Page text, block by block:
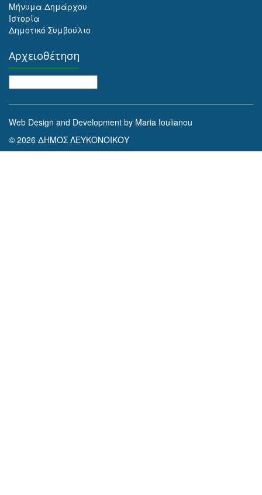
Μήνυμα Δημάρχου
Ιστορία
Δημοτικό Συμβούλιο
Αρχειοθέτηση
Web Design and Development by Maria Ioulianou
© 2026 ΔΗΜΟΣ ΛΕΥΚΟΝΟΙΚΟΥ